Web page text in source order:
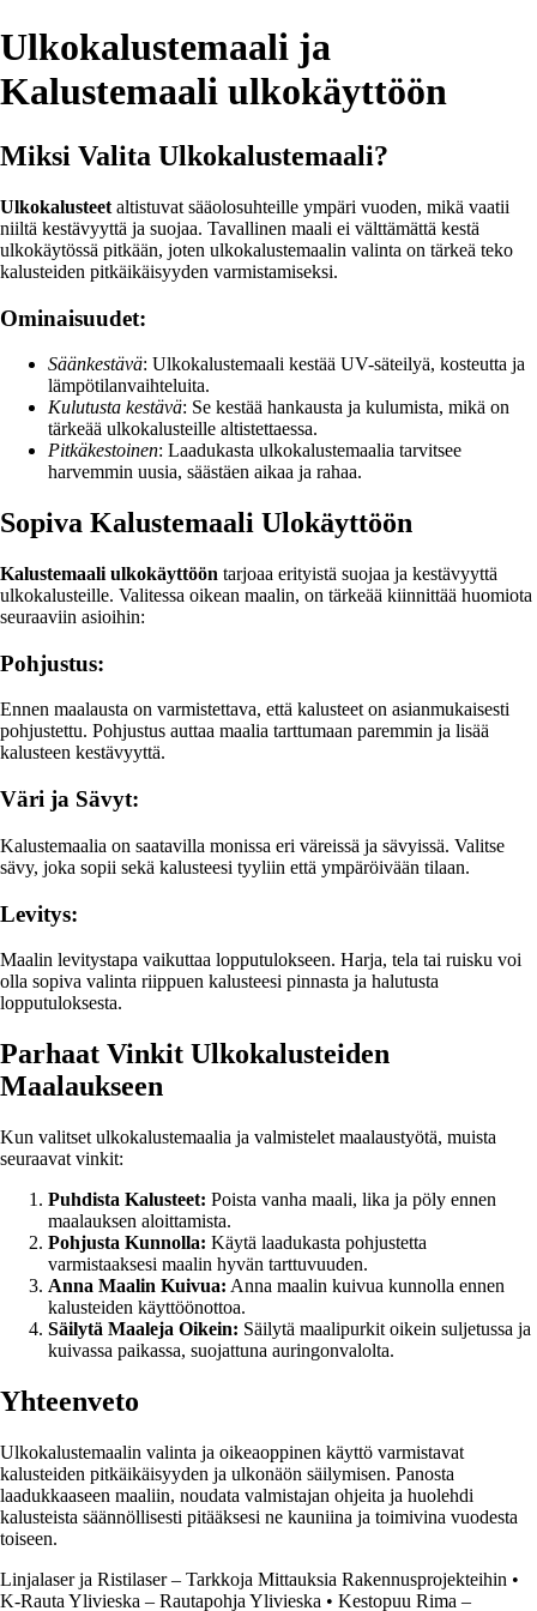
Ulkokalustemaali ja
Kalustemaali ulkokäyttöön
Miksi Valita Ulkokalustemaali?
Ulkokalusteet altistuvat sääolosuhteille ympäri vuoden, mikä vaatii
niiltä kestävyyttä ja suojaa. Tavallinen maali ei välttämättä kestä
ulkokäytössä pitkään, joten ulkokalustemaalin valinta on tärkeä teko
kalusteiden pitkäikäisyyden varmistamiseksi.
Ominaisuudet:
Säänkestävä: Ulkokalustemaali kestää UV-säteilyä, kosteutta ja
lämpötilanvaihteluita.
Kulutusta kestävä: Se kestää hankausta ja kulumista, mikä on
tärkeää ulkokalusteille altistettaessa.
Pitkäkestoinen: Laadukasta ulkokalustemaalia tarvitsee
harvemmin uusia, säästäen aikaa ja rahaa.
Sopiva Kalustemaali Ulokäyttöön
Kalustemaali ulkokäyttöön tarjoaa erityistä suojaa ja kestävyyttä
ulkokalusteille. Valitessa oikean maalin, on tärkeää kiinnittää huomiota
seuraaviin asioihin:
Pohjustus:
Ennen maalausta on varmistettava, että kalusteet on asianmukaisesti
pohjustettu. Pohjustus auttaa maalia tarttumaan paremmin ja lisää
kalusteen kestävyyttä.
Väri ja Sävyt:
Kalustemaalia on saatavilla monissa eri väreissä ja sävyissä. Valitse
sävy, joka sopii sekä kalusteesi tyyliin että ympäröivään tilaan.
Levitys:
Maalin levitystapa vaikuttaa lopputulokseen. Harja, tela tai ruisku voi
olla sopiva valinta riippuen kalusteesi pinnasta ja halutusta
lopputuloksesta.
Parhaat Vinkit Ulkokalusteiden
Maalaukseen
Kun valitset ulkokalustemaalia ja valmistelet maalaustyötä, muista
seuraavat vinkit:
Puhdista Kalusteet: Poista vanha maali, lika ja pöly ennen
maalauksen aloittamista.
Pohjusta Kunnolla: Käytä laadukasta pohjustetta
varmistaaksesi maalin hyvän tarttuvuuden.
Anna Maalin Kuivua: Anna maalin kuivua kunnolla ennen
kalusteiden käyttöönottoa.
Säilytä Maaleja Oikein: Säilytä maalipurkit oikein suljetussa ja
kuivassa paikassa, suojattuna auringonvalolta.
Yhteenveto
Ulkokalustemaalin valinta ja oikeaoppinen käyttö varmistavat
kalusteiden pitkäikäisyyden ja ulkonäön säilymisen. Panosta
laadukkaaseen maaliin, noudata valmistajan ohjeita ja huolehdi
kalusteista säännöllisesti pitääksesi ne kauniina ja toimivina vuodesta
toiseen.
Linjalaser ja Ristilaser – Tarkkoja Mittauksia Rakennusprojekteihin •
K-Rauta Ylivieska – Rautapohja Ylivieska • Kestopuu Rima –